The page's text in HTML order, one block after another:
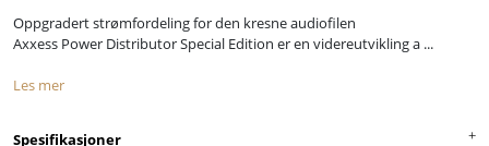
Oppgradert strømfordeling for den kresne audiofilen
Axxess Power Distributor Special Edition er en videreutvikling a ...
Les mer
Spesifikasjoner